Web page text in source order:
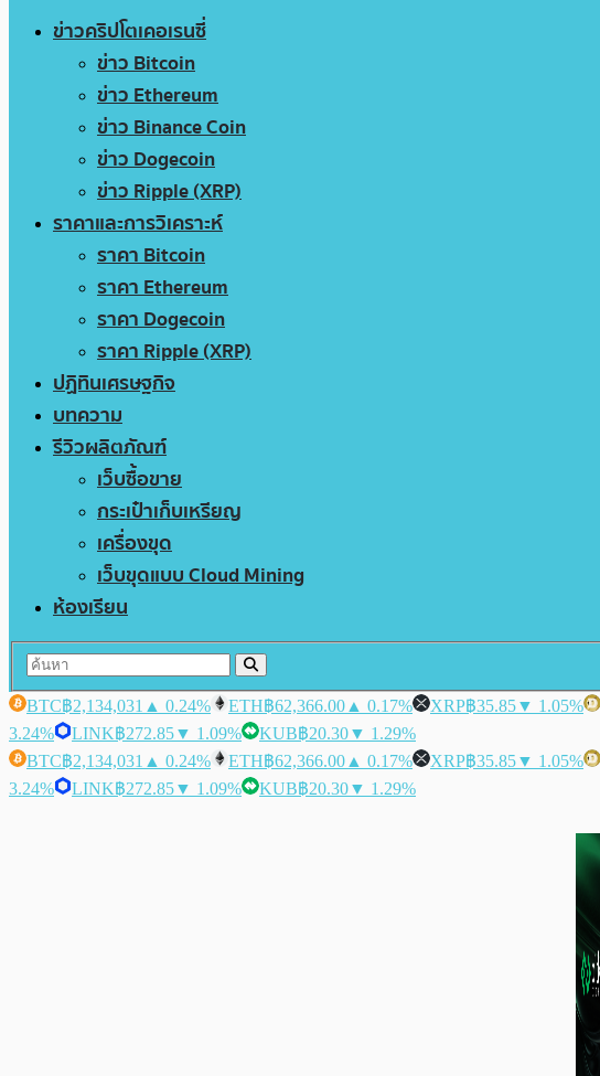
ข่าวคริปโตเคอเรนซี่
ข่าว Bitcoin
ข่าว Ethereum
ข่าว Binance Coin
ข่าว Dogecoin
ข่าว Ripple (XRP)
ราคาและการวิเคราะห์
ราคา Bitcoin
ราคา Ethereum
ราคา Dogecoin
ราคา Ripple (XRP)
ปฏิทินเศรษฐกิจ
บทความ
รีวิวผลิตภัณฑ์
เว็บซื้อขาย
กระเป๋าเก็บเหรียญ
เครื่องขุด
เว็บขุดแบบ Cloud Mining
ห้องเรียน
BTC฿2,134,031 ▲ 0.24% ETH฿62,366.00 ▲ 0.17% XRP฿35.85▼ 1.05%
3.24%
LINK฿272.85▼ 1.09% KUB฿20.30▼ 1.29%
BTC฿2,134,031 ▲ 0.24% ETH฿62,366.00 ▲ 0.17% XRP฿35.85▼ 1.05%
3.24%
LINK฿272.85▼ 1.09% KUB฿20.30▼ 1.29%